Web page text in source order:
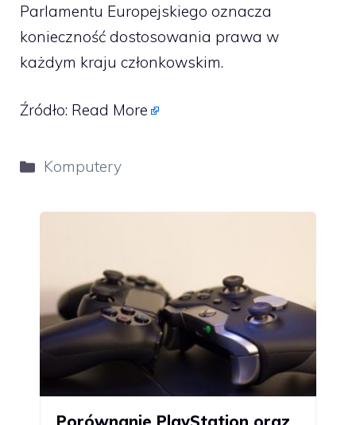
Parlamentu Europejskiego oznacza
konieczność dostosowania prawa w
każdym kraju członkowskim.
Źródło: Read More
Kategorie
Komputery